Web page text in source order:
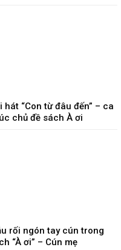
hát “Con từ đâu đến” – ca
chủ đề sách À ơi
rối ngón tay cún trong
“À ơi” – Cún mẹ